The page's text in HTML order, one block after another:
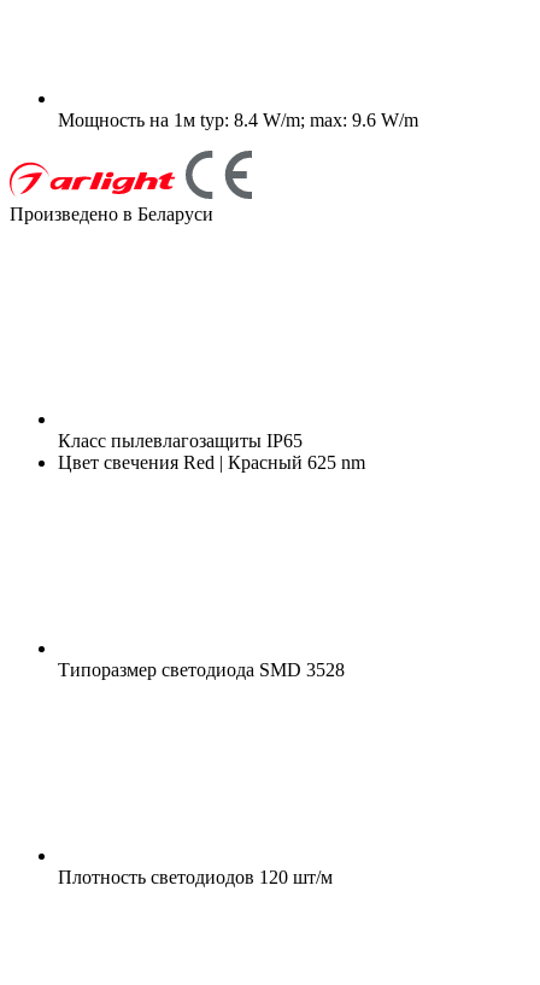
Мощность на 1м typ: 8.4 W/m; max: 9.6 W/m
Произведено в Беларуси
Класс пылевлагозащиты IP65
Цвет свечения Red | Красный 625 nm
Типоразмер светодиода SMD 3528
Плотность светодиодов 120 шт/м